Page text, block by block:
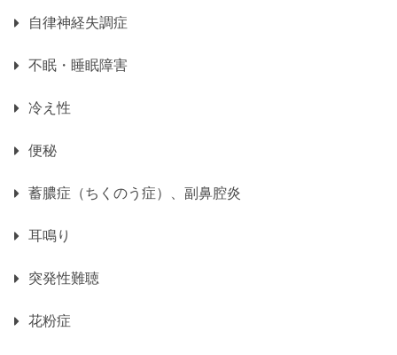
自律神経失調症
不眠・睡眠障害
冷え性
便秘
蓄膿症（ちくのう症）、副鼻腔炎
耳鳴り
突発性難聴
花粉症